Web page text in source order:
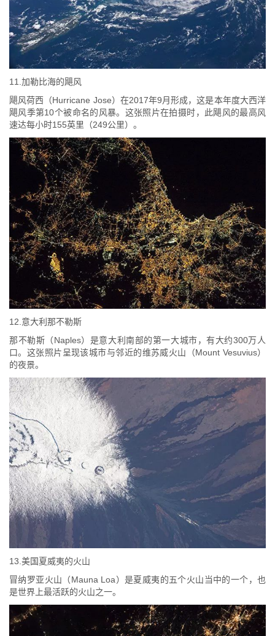
11.加勒比海的飓风
飓风荷西（Hurricane Jose）在2017年9月形成，这是本年度大西洋
飓风季第10个被命名的风暴。这张照片在拍摄时，此飓风的最高风
速达每小时155英里（249公里）。
12.意大利那不勒斯
那不勒斯（Naples）是意大利南部的第一大城市，有大约300万人
口。这张照片呈现该城市与邻近的维苏威火山（Mount Vesuvius）
的夜景。
13.美国夏威夷的火山
冒纳罗亚火山（Mauna Loa）是夏威夷的五个火山当中的一个，也
是世界上最活跃的火山之一。